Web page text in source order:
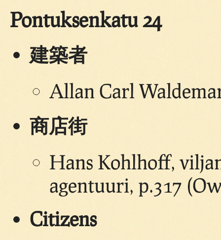
Pontuksenkatu 24
建築者
Allan Carl
商店街
Hans Kohlhoff,
agentuuri, p.317
Citizens